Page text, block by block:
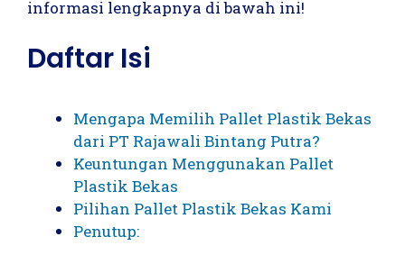
informasi lengkapnya di bawah ini!
Daftar Isi
Mengapa Memilih Pallet Plastik Bekas
dari PT Rajawali Bintang Putra?
Keuntungan Menggunakan Pallet
Plastik Bekas
Pilihan Pallet Plastik Bekas Kami
Penutup: